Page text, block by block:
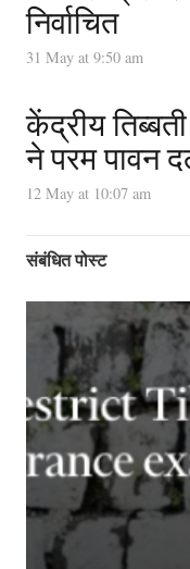
निर्वाचित
31 May at 9:50 am
केंद्रीय
ने परम पावन
12 May at 10:07 am
संबंधित पोस्ट